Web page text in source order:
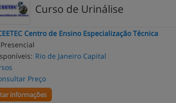
Curso de Urinálise
Centro de Ensino Especialização Técnica
Presencial
Rio de Janeiro Capital
Preço
informações